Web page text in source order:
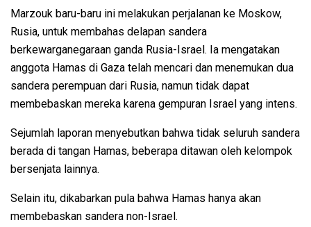
Marzouk baru-baru ini melakukan perjalanan ke Moskow,
Rusia, untuk membahas delapan sandera
berkewarganegaraan ganda Rusia-Israel. Ia mengatakan
anggota Hamas di Gaza telah mencari dan menemukan dua
sandera perempuan dari Rusia, namun tidak dapat
membebaskan mereka karena gempuran Israel yang intens.
Sejumlah laporan menyebutkan bahwa tidak seluruh sandera
berada di tangan Hamas, beberapa ditawan oleh kelompok
bersenjata lainnya.
Selain itu, dikabarkan pula bahwa Hamas hanya akan
membebaskan sandera non-Israel.